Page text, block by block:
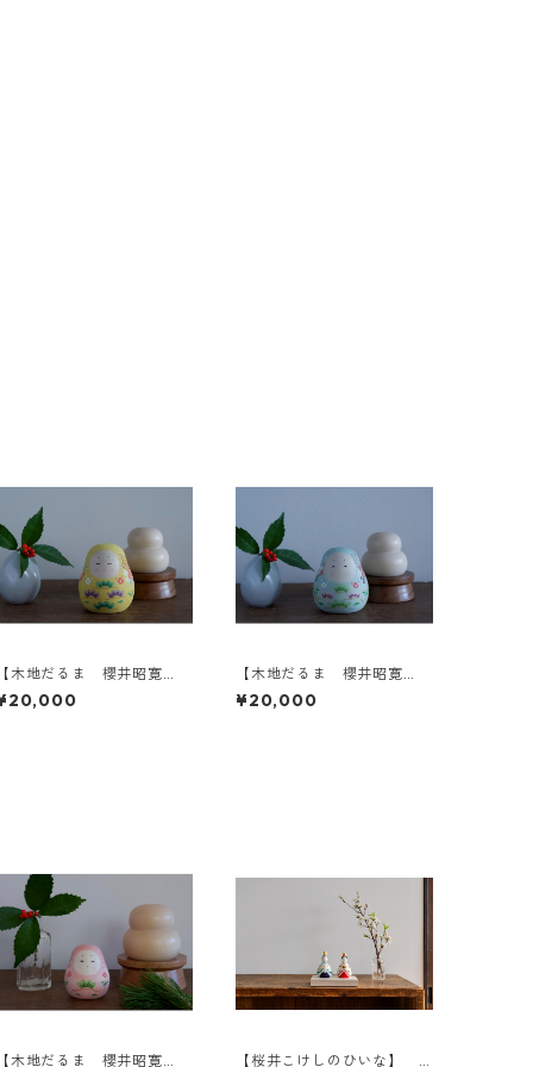
【木地だるま 櫻井昭寛
】姫だるま 一筆目 A-2
【木地だるま 櫻井昭寛
作】姫だるま 二筆目 B-3
¥20,000
【木地だるま 櫻井昭寛 【桜井こけしのひいな】